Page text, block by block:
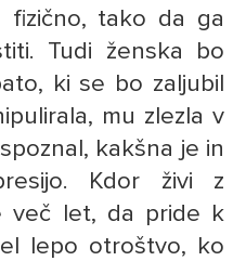
fizično, tako da ga
Tudi ženska bo
ki se bo zaljubil
mu zlezla v
kakšna je in
Kdor živi z
več let, da pride k
lepo otroštvo, ko